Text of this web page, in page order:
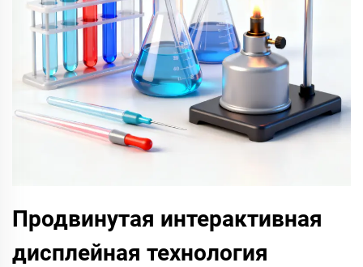
Продвинутая интерактивная
дисплейная технология